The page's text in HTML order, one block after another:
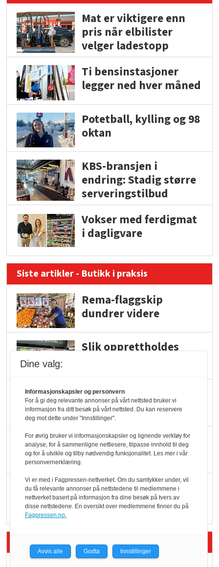
Mat er viktigere enn
pris når elbilister
velger ladestopp
Ti bensinstasjoner
legger ned hver måned
Potetball, kylling og 98
oktan
KBS-bransjen i
endring: Stadig større
serveringstilbud
Vokser med ferdigmat
i dagligvare
Siste artikler - Butikk i praksis
Rema-flaggskip
dundrer videre
Slik opprettholdes
Færre varer, men fulle
hyller
KI lager mat i butikken
Q passerte 1 milliard i
Rema i 2025
Siste artikler - Økologisk
Dine valg:
Informasjonskapsler og personvern
For å gi deg relevante annonser på vårt nettsted bruker vi
informasjon fra ditt besøk på vårt nettsted. Du kan reservere
deg mot dette under "Innstillinger".
For øvrig bruker vi informasjonskapsler og lignende verktøy for
analyse, for å sammenligne nettlesere, tilpasse innhold til deg
og for å utvikle og tilby nødvendig funksjonalitet. Les mer i vår
personvernerklæring.
Vi er med i Fagpressen-nettverket. Om du samtykker under, vil
du få relevante annonser på nettstedene til medlemmene i
nettverket basert på informasjon fra dine besøk på tvers av
disse nettstedene. En oversikt over medlemmene finner du på
Fagpressen.no.
Avvis alle Godta Innstillinger